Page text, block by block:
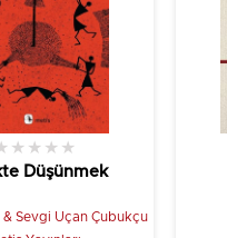
Düşünmek
★ ★ ★ ★
& Sevgi Uçan Çubukçu